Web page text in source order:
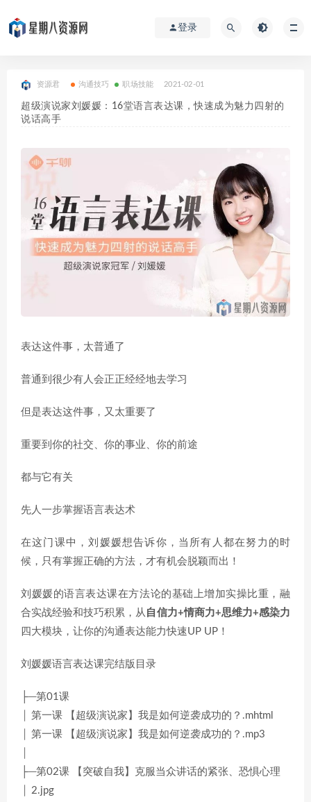
登录
资源君 沟通技巧 职场技能 2021-02-01
超级演说家刘媛媛：16堂语言表达课，快速成为魅力四射的
说话高手
表达这件事，太普通了
普通到很少有人会正正经经地去学习
但是表达这件事，又太重要了
重要到你的社交、你的事业、你的前途
都与它有关
先人一步掌握语言表达术
在这门课中，刘媛媛想告诉你，当所有人都在努力的时
候，只有掌握正确的方法，才有机会脱颖而出！
刘媛媛的语言表达课在方法论的基础上增加实操比重，融
合实战经验和技巧积累，从 自信力+情商力+思维力+感染力
四大模块，让你的沟通表达能力快速UP UP！
刘媛媛语言表达课完结版目录
├─第01课
│ 第一课 【超级演说家】我是如何逆袭成功的？.mhtml
│ 第一课 【超级演说家】我是如何逆袭成功的？.mp3
├─第02课 【突破自我】克服当众讲话的紧张、恐惧心理
│ 2.jpg